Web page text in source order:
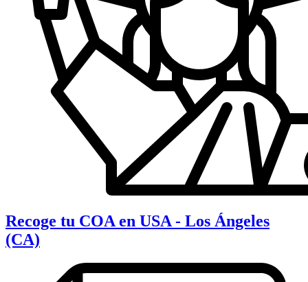
Recoge tu COA en USA - Los Ángeles
(CA)